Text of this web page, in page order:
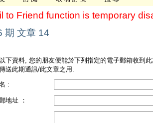
to Friend function is temporary
期 文章 14
下資料, 您的朋友便能於下列指定的電子郵箱收到
送此期通訊/此文章之用.
:
地址 ：